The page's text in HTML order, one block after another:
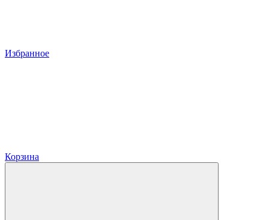
Избранное
Корзина